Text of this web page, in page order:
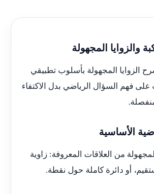
والزوايا المجهولة
الزوايا المجهولة بأسلوب تطبيقي
فهم السؤال الرياضي بدل الاكتفاء
الأساسية
من العلاقات المعروفة: زاوية
أو دائرة كاملة حول نقطة.